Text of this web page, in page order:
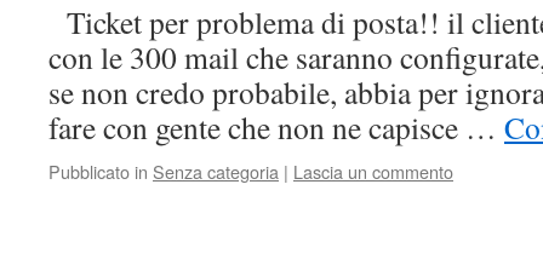
Ticket per problema di posta!! il
con le 300 mail che saranno
se non credo probabile, abbia per
fare con gente che non ne capisce …
Pubblicato in Senza categoria | Lascia un commento